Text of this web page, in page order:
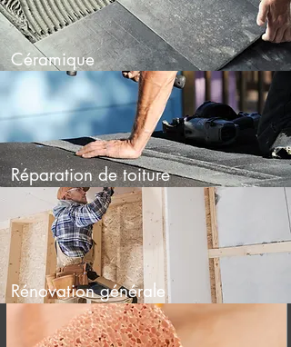
Céramique
Réparation de toiture
Rénovation générale